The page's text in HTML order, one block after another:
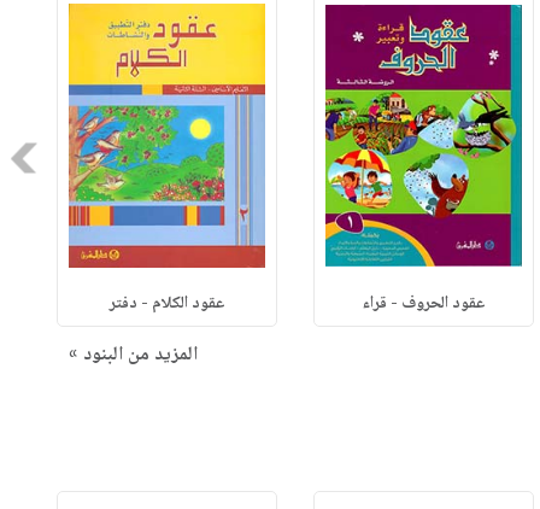
عقود الحروف - قراء عقود الكلام - دفتر
المزيد من البنود »